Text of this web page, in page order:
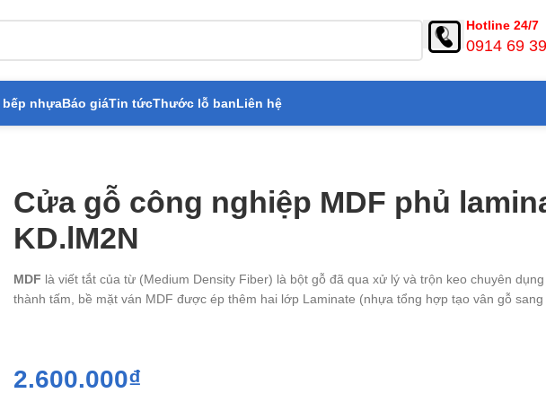
Hotline 24/7
0914 69
bếp nhựaBáo giáTin tứcThước lỗ banLiên hệ
Cửa gỗ công nghiệp MDF phủ
KD.lM2N
MDF là viết tắt của từ (Medium Density Fiber) là bột gỗ đã qua xử lý và trộn keo chuyên
thành tấm, bề mặt ván MDF được ép thêm hai lớp Laminate (nhựa tổng hợp tạo vân gỗ sang
2.600.000₫